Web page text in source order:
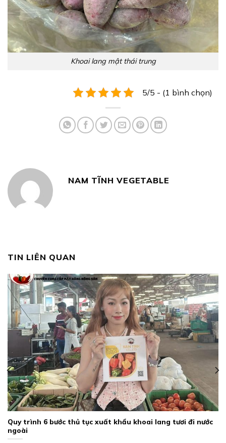
Khoai lang mật thái trung
5/5 - (1 bình chọn)
NAM TĨNH VEGETABLE
TIN LIÊN QUAN
Quy trình 6 bước thủ tục xuất khẩu khoai lang tươi đi nước
ngoài